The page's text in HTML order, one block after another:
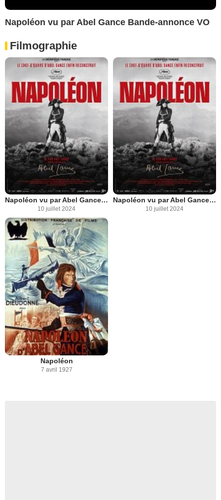
Napoléon vu par Abel Gance Bande-annonce VO
Filmographie
Napoléon vu par Abel Gance partie 2
10 juillet 2024
Napoléon vu par Abel Gance partie 1
10 juillet 2024
Napoléon
7 avril 1927